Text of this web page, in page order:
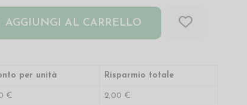
AGGIUNGI AL CARRELLO
per unità Risparmio totale
€ 2,00 €